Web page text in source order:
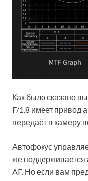
Как было сказано
F/1.8 имеет привод
передаёт в камеру
Автофокус
же поддерживается
AF. Но если вам